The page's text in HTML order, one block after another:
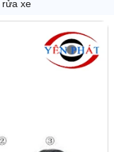
rửa xe